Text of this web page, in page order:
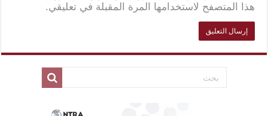
هذا المتصفح لاستخدامها المرة المقبلة في تعليقي.